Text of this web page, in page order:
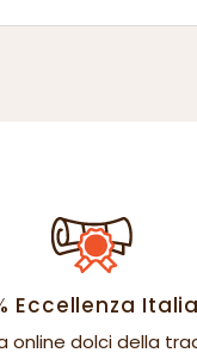
Eccellenza
online dolci della